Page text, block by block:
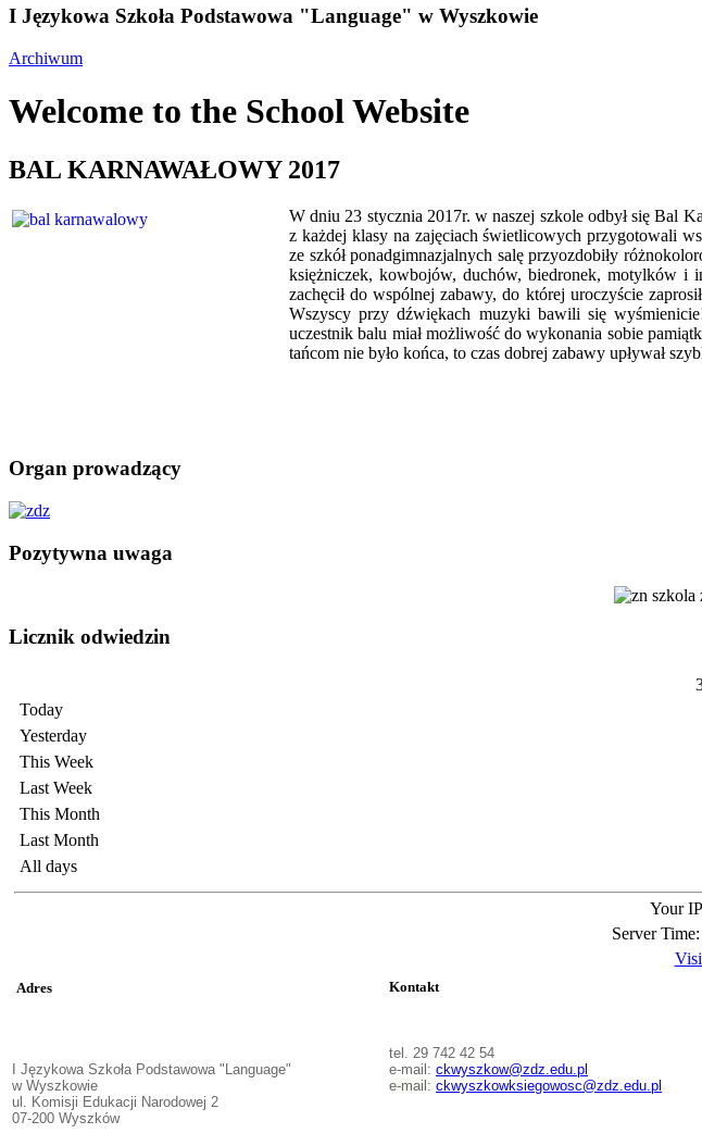
I Językowa Szkoła Podstawowa "Language" w Wyszkowie
Archiwum
Welcome to the School Website
BAL KARNAWAŁOWY 2017
W dniu 23 stycznia 2017r. w naszej szkole odbył się Bal
z każdej klasy na zajęciach świetlicowych przygotowali
ze szkół ponadgimnazjalnych salę przyozdobiły
księżniczek, kowbojów, duchów, biedronek, motylków i
zachęcił do wspólnej zabawy, do której uroczyście
Wszyscy przy dźwiękach muzyki bawili się
uczestnik balu miał możliwość do wykonania sobie
tańcom nie było końca, to czas dobrej zabawy upływał
Organ prowadzący
Pozytywna uwaga
Licznik odwiedzin
Today
Yesterday
This Week
Last Week
This Month
Last Month
All days
Your
Server
Adres Kontakt
I Językowa Szkoła Podstawowa "Language"
w Wyszkowie
ul. Komisji Edukacji Narodowej 2
07-200 Wyszków
tel. 29 742 42 54
e-mail: ckwyszkow@zdz.edu.pl
e-mail: ckwyszkowksiegowosc@zdz.edu.pl